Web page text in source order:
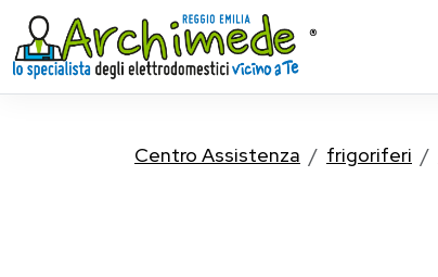
Centro Assistenza frigoriferi